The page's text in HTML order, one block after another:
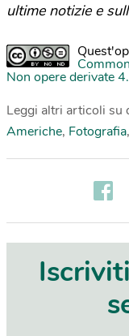
ultime notizie e
Non opere derivate
Leggi altri articoli su
Americhe, Fotografia,